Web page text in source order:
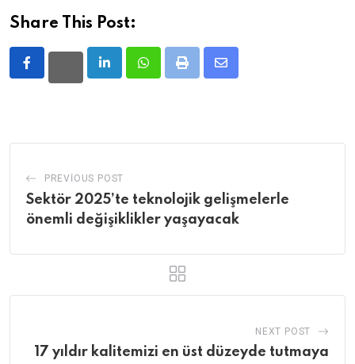
Share This Post:
LinkedInWhatsappPrint
Share
PREVIOUS POST
Sektör 2025’te teknolojik gelişmelerle
önemli değişiklikler yaşayacak
NEXT POST
17 yıldır kalitemizi en üst düzeyde tutmaya